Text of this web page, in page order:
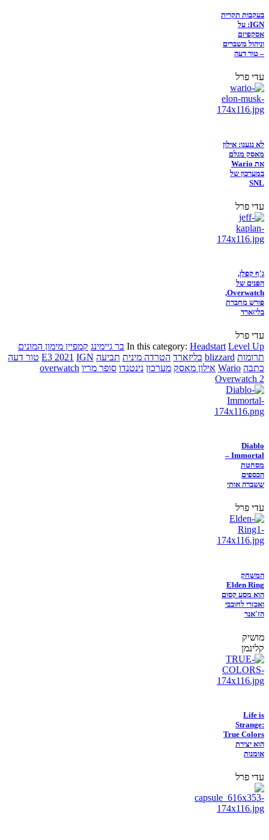
בעקבות תקרית
IGN: על
אסקפיזם
וניהול משברים
– טור דעה
עדי פרל
לא נגענו: אילון
מאסק מגלם
את Wario
במערכון של
SNL
עדי פרל
ג'ף קפלן,
הפנים של
Overwatch,
פורש מחברת
בליזארד
עדי פרל
In this category: Headstart Level Up בר גיימינג קמפיין מימון המונים
תרומות blizzard בליזארד הטרדה מינית תביעה E3 2021 IGN
טור דעה
כתבה Wario אילון מאסק מערכון נינטנדו סופר מריו overwatch
Overwatch 2
Diablo
Immortal –
מסחטת
הכספים
ששברה אותי
עדי פרל
המשחק
Elden Ring
הוא מסע קסום
ואכזרי לחובבי
הז'אנר
מושיק
קלינמן
Life is
Strange:
True Colors
הוא יצירת
אומנות
עדי פרל